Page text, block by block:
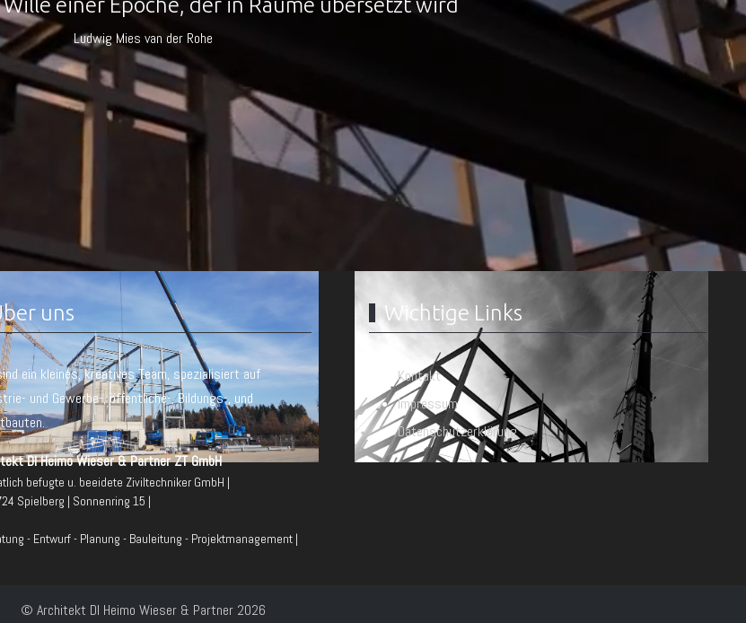
Ludwig Mies van der Rohe
uns
ein kleines, kreatives Team, spezialisiert auf
und Gewerbe-, öffentliche-, Bildungs-, und
DI Heimo Wieser & Partner ZT GmbH
befugte u. beeidete Ziviltechniker GmbH |
Spielberg | Sonnenring 15 |
- Entwurf - Planung - Bauleitung - Projektmanagement |
Wichtige Links
Kontakt
Impressum
Datenschutzerklärung
© Architekt DI Heimo Wieser & Partner 2026